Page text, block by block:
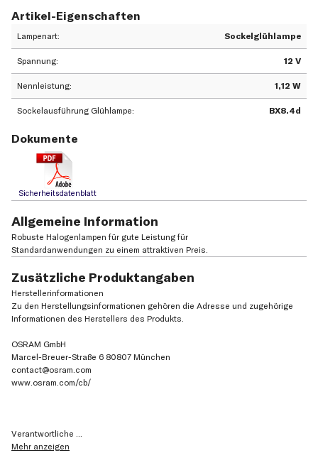
Artikel-Eigenschaften
Lampenart Sockelglühlampe
Spannung 12 V
Nennleistung 1,12 W
Sockelausführung Glühlampe BX8.4d
Dokumente
Sicherheitsdatenblatt
Allgemeine Information
Robuste Halogenlampen für gute Leistung für
Standardanwendungen zu einem attraktiven Preis.
Zusätzliche Produktangaben
Herstellerinformationen
Zu den Herstellungsinformationen gehören die Adresse und zugehörige
Informationen des Herstellers des Produkts.
OSRAM GmbH
Marcel-Breuer-Straße 6 80807 München
contact@osram.com
www.osram.com/cb/
Verantwortliche ...
Mehr anzeigen